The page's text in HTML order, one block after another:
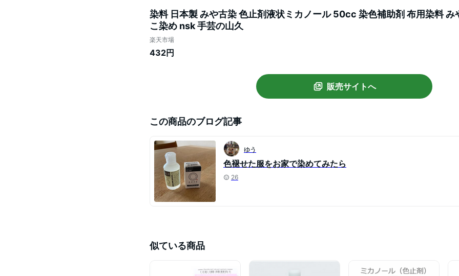
染料 日本製 みや古染 色止剤液状ミカノール 50cc 染色補助剤 布用染料 み
こ染め nsk 手芸の山久
楽天市場
432円
販売サイトへ
この商品のブログ記事
ゆう
色褪せた服をお家で染めてみたら
26
似ている商品